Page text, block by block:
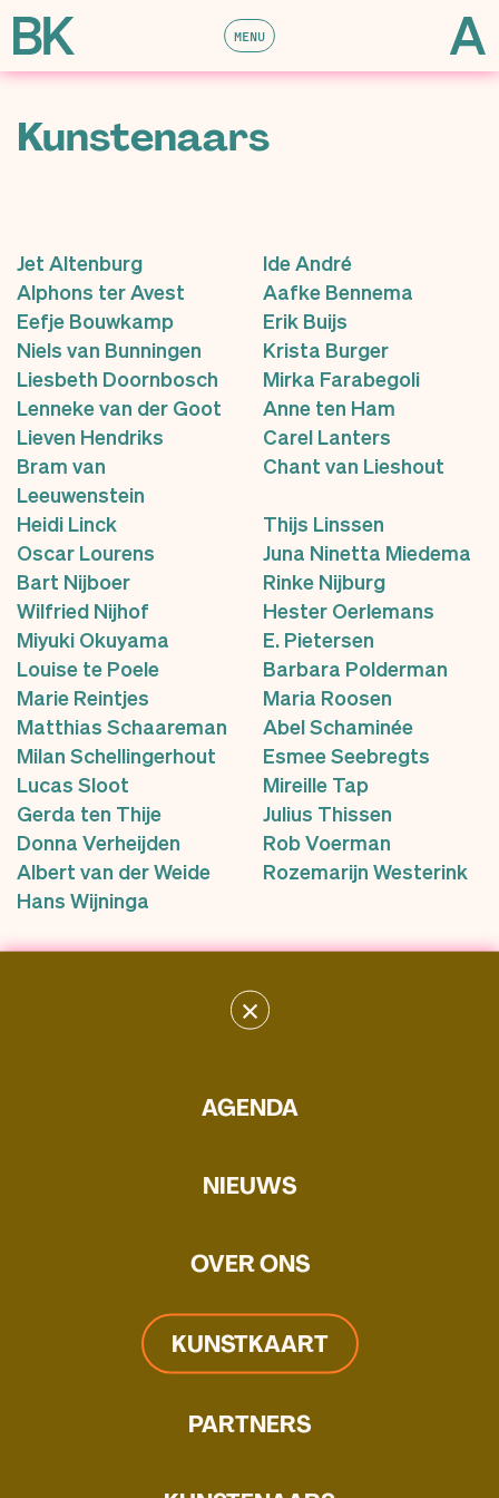
MENU
×
AGENDA
NIEUWS
OVER ONS
KUNSTKAART
PARTNERS
Kunstenaars
Jet Altenburg
Ide André
Alphons ter Avest
Aafke Bennema
Eefje Bouwkamp
Erik Buijs
Niels van Bunningen
Krista Burger
Liesbeth Doornbosch
Mirka Farabegoli
Lenneke van der Goot
Anne ten Ham
Lieven Hendriks
Carel Lanters
Bram van
Leeuwenstein
Chant van Lieshout
Heidi Linck
Thijs Linssen
Oscar Lourens
Juna Ninetta Miedema
Bart Nijboer
Rinke Nijburg
Wilfried Nijhof
Hester Oerlemans
Miyuki Okuyama
E. Pietersen
Louise te Poele
Barbara Polderman
Marie Reintjes
Maria Roosen
Matthias Schaareman
Abel Schaminée
Milan Schellingerhout
Esmee Seebregts
Lucas Sloot
Mireille Tap
Gerda ten Thije
Julius Thissen
Donna Verheijden
Rob Voerman
Albert van der Weide
Rozemarijn Westerink
Hans Wijninga
Lieven Hendriks
Lieven is in staat om met verf een